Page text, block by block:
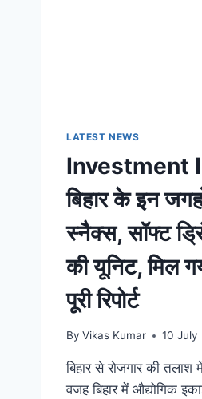
LATEST NEWS
Investment
बिहार के इन
स्नैक्स, सॉफ्ट
की यूनिट, मिल
पूरी रिपोर्ट
By Vikas Kumar 10 July
बिहार से रोजगार की
वजह बिहार में औद्योगिक